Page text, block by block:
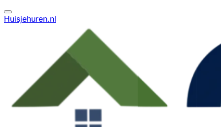
Huisjehuren.nl